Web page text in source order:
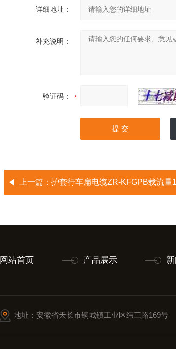
详细地址：
补充说明：
验证码：
上一篇： 护套行车扁电缆ZR-KFGPB载流量
网站首页 产品展示
地址：安徽省天长市铜城镇工业区纬三路169号